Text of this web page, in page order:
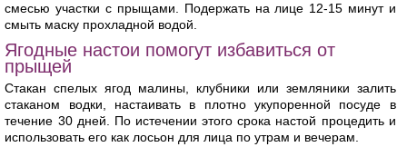
смесью участки с прыщами. Подержать на лице 12-15 минут и
смыть маску прохладной водой.
Ягодные настои помогут избавиться от
прыщей
Стакан спелых ягод малины, клубники или земляники залить
стаканом водки, настаивать в плотно укупоренной посуде в
течение 30 дней. По истечении этого срока настой процедить и
использовать его как лосьон для лица по утрам и вечерам.